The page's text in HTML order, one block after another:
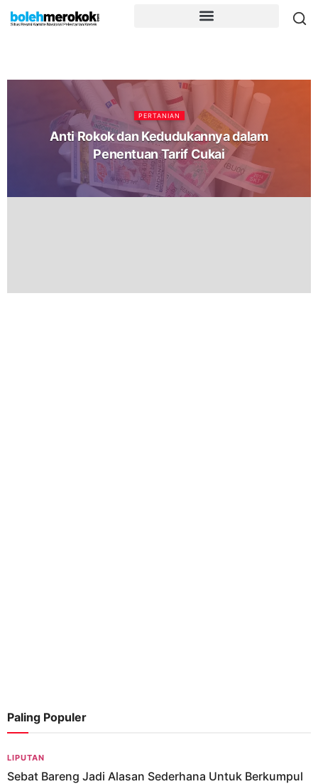
PERTANIAN
Anti Rokok dan Kedudukannya dalam
Penentuan Tarif Cukai
Paling Populer
LIPUTAN
Sebat Bareng Jadi Alasan Sederhana Untuk Berkumpul